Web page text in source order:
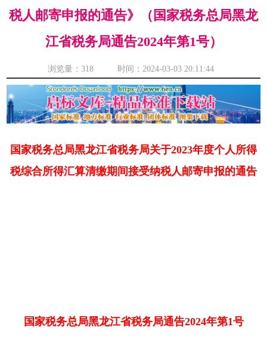
税人邮寄申报的通告》（国家税务总局黑龙
江省税务局通告2024年第1号）
浏览量： 318 时间：2024-03-03 20:11:44
国家税务总局黑龙江省税务局关于2023年度个人所得
税综合所得汇算清缴期间接受纳税人邮寄申报的通告
国家税务总局黑龙江省税务局通告2024年第1号